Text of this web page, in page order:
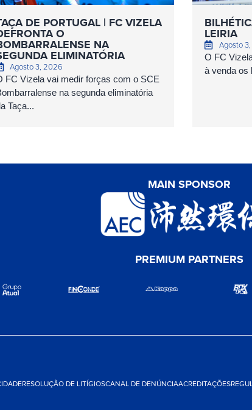
DE PORTUGAL | FC VIZELA
O
NA
ELIMINATÓRIA
Agosto 3, 2026
FC Vizela vai medir forças com o SCE
na segunda eliminatória
Taça...
LEIRIA
Agosto
O FC
à venda os
MAIN SPONSOR
PREMIUM PARTNERS
RESOLUÇÃO DE LITÍGIOSCANAL DE DENÚNCIAACREDITAÇÕES